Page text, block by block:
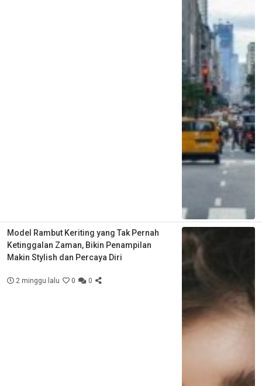
Model Rambut Keriting yang Tak Pernah
Ketinggalan Zaman, Bikin Penampilan
Makin Stylish dan Percaya Diri
2 minggu lalu 0 0